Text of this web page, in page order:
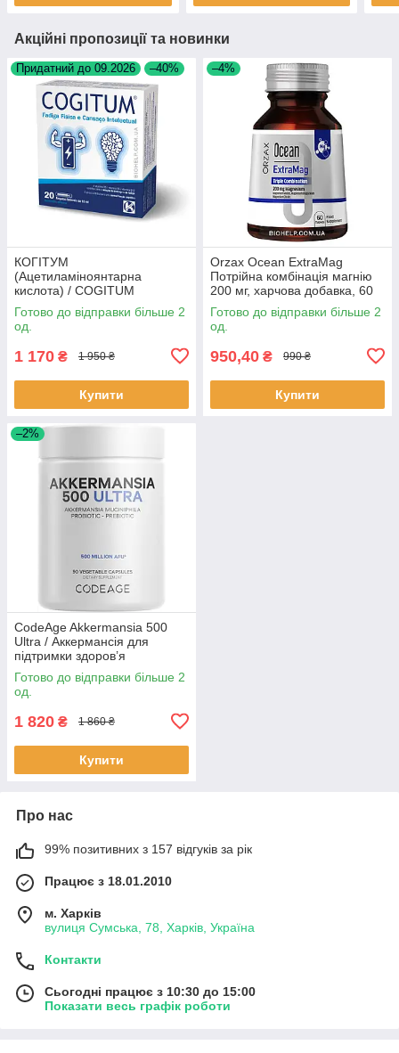
Акційні пропозиції та новинки
Придатний до 09.2026 –40%
КОГІТУМ
(Ацетиламіноянтарна
кислота) / COGITUM
(Acetylaminosuccinic acid)
250мг/10мл 20 шт. BX4122
Готово до відправки більше 2
од.
1 170 ₴ 1 950 ₴
Купити
–4%
Orzax Ocean ExtraMag
Потрійна комбінація магнію
200 мг, харчова добавка, 60
таблеток
Готово до відправки більше 2
од.
950,40 ₴ 990 ₴
Купити
–2%
CodeAge Akkermansia 500
Ultra / Аккермансія для
підтримки здоров’я
кишечника 500 млн КУО 90
капсул BX555
Готово до відправки більше 2
од.
1 820 ₴ 1 860 ₴
Купити
Про нас
99% позитивних з 157 відгуків за рік
Працює з 18.01.2010
м. Харків
вулиця Сумська, 78, Харків, Україна
Контакти
Сьогодні працює з 10:30 до 15:00
Показати весь графік роботи